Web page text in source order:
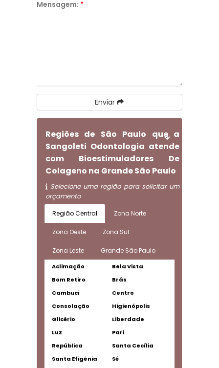
Mensagem: *
Enviar
Regiões de São Paulo que a
Sangoleti Odontologia atende
com Bioestimuladores De
Colageno na Grande São Paulo
Selecione uma região para solicitar um
orçamento
Região Central Zona Norte
Zona Oeste Zona Sul
Zona Leste Grande São Paulo
Aclimação
Bela Vista
Bom Retiro
Brás
Cambuci
Centro
Consolação
Higienópolis
Glicério
Liberdade
Luz
Pari
República
Santa Cecília
Santa Efigênia
Sé